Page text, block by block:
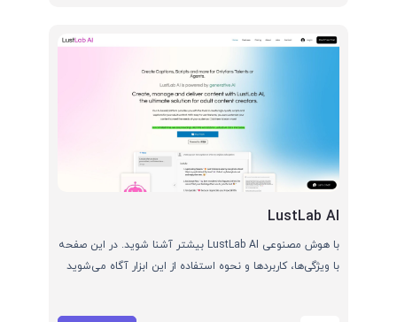
LustLab AI
با هوش مصنوعی LustLab AI بیشتر آشنا شوید. در این صفحه
با ویژگی‌ها، کاربردها و نحوه استفاده از این ابزار آگاه می‌شوید